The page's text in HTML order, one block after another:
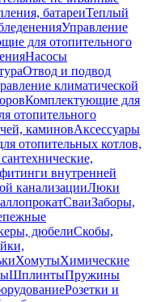
батареиТеплый
Управление
для отопительного
Насосы
Отвод и подвод
климатической
Комплектующие для
отопительного
каминовАксессуары
отопительных котлов,
внутренней
канализацииЛюки
СваиЗаборы,
дюбелиСкобы,
ХомутыХимические
ШплинтыПружины
Розетки и